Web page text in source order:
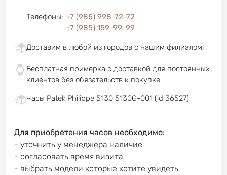
Телефоны: +7 (985) 998-72-72
+7 (985) 159-99-99
Доставим в любой из городов с нашим филиалом!
Бесплатная примерка с доставкой для постоянных
клиентов без обязательств к покупке
Часы Patek Philippe 5130 5130G-001 (id 36527)
Для приобретения часов необходимо:
- уточнить у менеджера наличие
- согласовать время визита
- выбрать модели которые хотите увидеть